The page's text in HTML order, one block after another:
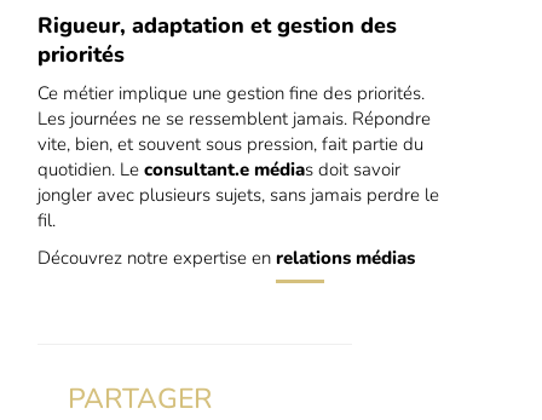
Rigueur, adaptation et gestion des
priorités
Ce métier implique une gestion fine des priorités.
Les journées ne se ressemblent jamais. Répondre
vite, bien, et souvent sous pression, fait partie du
quotidien. Leconsultant.e médias doit savoir
jongler avec plusieurs sujets, sans jamais perdre le
fil.
Découvrez notre expertise enrelations médias
PARTAGER